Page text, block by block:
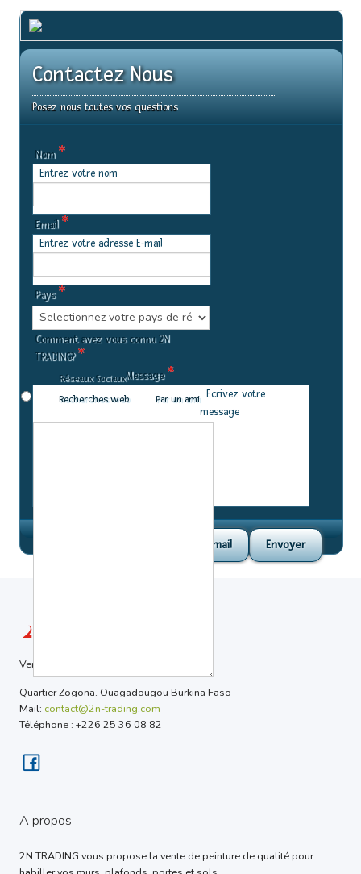
Contactez Nous
Posez nous toutes vos questions
Nom *
Entrez votre nom
Email *
Entrez votre adresse E-mail
Pays*
Comment avez vous connu 2N
TRADING?*
Réseaux Sociaux
Recherches web
Par un ami
Message*
Ecrivez votre
message
Vente de Peinture & Accessoires
Quartier Zogona. Ouagadougou Burkina Faso
Mail: contact@2n-trading.com
Téléphone : +226 25 36 08 82
A propos
2N TRADING vous propose la vente de peinture de qualité pour